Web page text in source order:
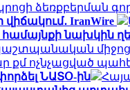
ձեռքբերման
IranWire
նախկին
քմ ոչնչացված
ՆԱՏՕ-ին